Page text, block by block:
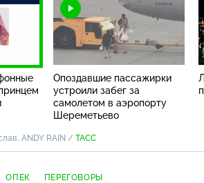
Опоздавшие пассажирки
устроили забег за
самолетом в аэропорту
Шереметьево
ANDY RAIN / ТАСС
ОПЕК
ПЕРЕГОВОРЫ